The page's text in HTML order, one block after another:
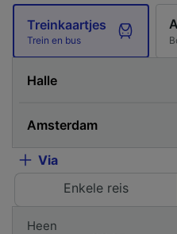
Treinkaartjes
Trein en bus
Via
Enkele reis
Heen